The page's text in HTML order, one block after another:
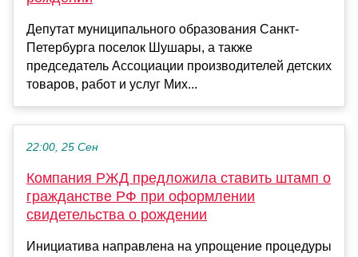
Депутат муниципального образования Санкт-
Петербурга поселок Шушары, а также
председатель Ассоциации производителей детских
товаров, работ и услуг Мих...
22:00, 25 Сен
Компания РЖД предложила ставить штамп о
гражданстве РФ при оформлении
свидетельства о рождении
Инициатива направлена на упрощение процедуры